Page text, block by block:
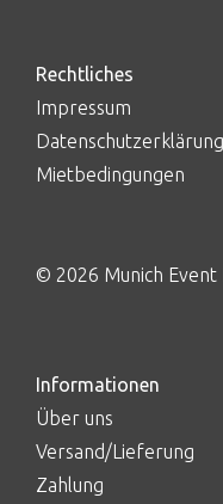
Rechtliches
Impressum
Datenschutzerklärung
Mietbedingungen
© 2026 Munich Event
Informationen
Über uns
Versand/Lieferung
Zahlung